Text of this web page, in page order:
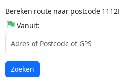
Bereken route naar postcode
Vanuit:
Laden...
Zoeken